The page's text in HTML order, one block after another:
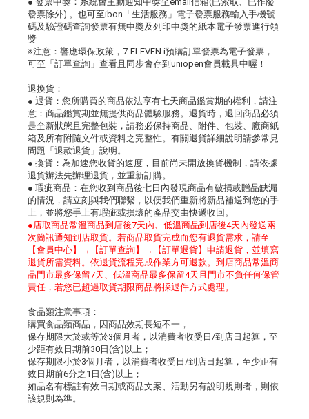
發票除外) 。也可至ibon「生活服務」電子發票服務輸入手機號
碼及驗證碼查詢發票有無中獎及列印中獎的紙本電子發票進行領
獎
※注意：響應環保政策，7-ELEVEN i預購訂單發票為電子發票，
可至「訂單查詢」查看且同步會存到uniopen會員載具中喔！
退換貨：
● 退貨：您所購買的商品依法享有七天商品鑑賞期的權利，請注
意：商品鑑賞期並無提供商品體驗服務。退貨時，退回商品必須
是全新狀態且完整包裝，請務必保持商品、附件、包裝、廠商紙
箱及所有附隨文件或資料之完整性。有關退貨詳細說明請參常見
問題「退款退貨」說明。
● 換貨：為加速您收貨的速度，目前尚未開放換貨機制，請依據
退貨辦法先辦理退貨，並重新訂購。
● 瑕疵商品：在您收到商品後七日內發現商品有破損或贈品缺漏
的情況，請立刻與我們聯繫，以便我們重新將新品補送到您的手
上，並將您手上有瑕疵或損壞的產品交由快遞收回。
●店取商品常溫商品到店後7天內、低溫商品到店後4天內發送兩
次簡訊通知到店取貨。若商品取貨完成而您有退貨需求，請至
【會員中心】→【訂單查詢】→【訂單退貨】申請退貨，並填寫
退貨所需資料。依退貨流程完成作業方可退款。到店商品常溫商
品門市最多保留7天、低溫商品最多保留4天且門市不負任何保管
責任，若您已超過取貨期限商品將採退件方式處理。
食品類注意事項：
購買食品類商品，因商品效期長短不一，
保存期限大於或等於3個月者，以消費者收受日/到店日起算，至
少距有效日期前30日(含)以上；
保存期限小於3個月者，以消費者收受日/到店日起算，至少距有
效日期前6分之1日(含)以上；
如品名有標註有效日期或商品文案、活動另有說明規則者，則依
該規則為準。